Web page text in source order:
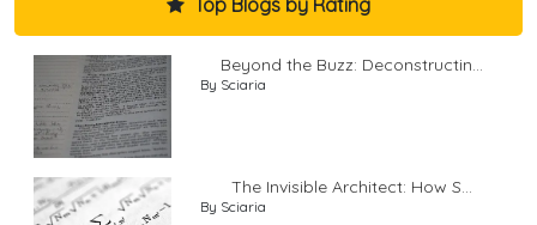
Beyond the Buzz: Deconstructin...
By Sciaria
The Invisible Architect: How S...
By Sciaria